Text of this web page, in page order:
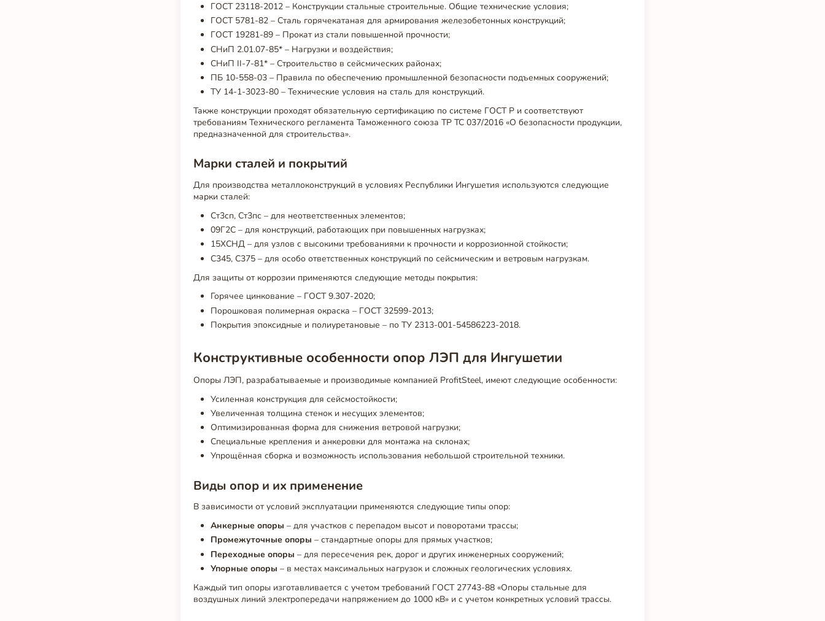
ГОСТ 23118-2012 – Конструкции стальные строительные. Общие технические условия;
ГОСТ 5781-82 – Сталь горячекатаная для армирования железобетонных конструкций;
ГОСТ 19281-89 – Прокат из стали повышенной прочности;
СНиП 2.01.07-85* – Нагрузки и воздействия;
СНиП II-7-81* – Строительство в сейсмических районах;
ПБ 10-558-03 – Правила по обеспечению промышленной безопасности подъемных сооружений;
ТУ 14-1-3023-80 – Технические условия на сталь для конструкций.
Также конструкции проходят обязательную сертификацию по системе ГОСТ Р и соответствуют
требованиям Технического регламента Таможенного союза ТР ТС 037/2016 «О безопасности продукции,
предназначенной для строительства».
Марки сталей и покрытий
Для производства металлоконструкций в условиях Республики Ингушетия используются следующие
марки сталей:
Ст3сп, Ст3пс – для неответственных элементов;
09Г2С – для конструкций, работающих при повышенных нагрузках;
15ХСНД – для узлов с высокими требованиями к прочности и коррозионной стойкости;
С345, С375 – для особо ответственных конструкций по сейсмическим и ветровым нагрузкам.
Для защиты от коррозии применяются следующие методы покрытия:
Горячее цинкование – ГОСТ 9.307-2020;
Порошковая полимерная окраска – ГОСТ 32599-2013;
Покрытия эпоксидные и полиуретановые – по ТУ 2313-001-54586223-2018.
Конструктивные особенности опор ЛЭП для Ингушетии
Опоры ЛЭП, разрабатываемые и производимые компанией ProfitSteel, имеют следующие особенности:
Усиленная конструкция для сейсмостойкости;
Увеличенная толщина стенок и несущих элементов;
Оптимизированная форма для снижения ветровой нагрузки;
Специальные крепления и анкеровки для монтажа на склонах;
Упрощённая сборка и возможность использования небольшой строительной техники.
Виды опор и их применение
В зависимости от условий эксплуатации применяются следующие типы опор:
Анкерные опоры – для участков с перепадом высот и поворотами трассы;
Промежуточные опоры – стандартные опоры для прямых участков;
Переходные опоры – для пересечения рек, дорог и других инженерных сооружений;
Упорные опоры – в местах максимальных нагрузок и сложных геологических условиях.
Каждый тип опоры изготавливается с учетом требований ГОСТ 27743-88 «Опоры стальные для
воздушных линий электропередачи напряжением до 1000 кВ» и с учетом конкретных условий трассы.